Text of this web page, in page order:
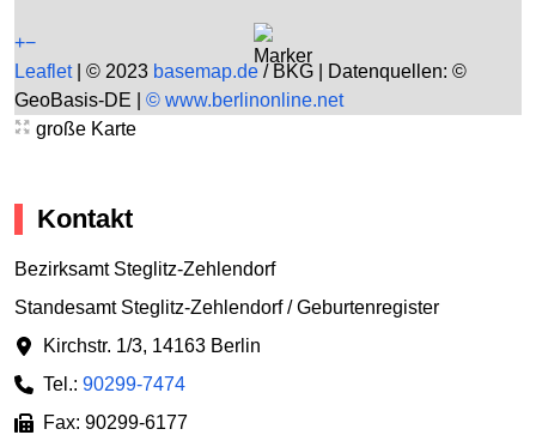
+−
Leaflet
© 2023 basemap.de / BKG | Datenquellen: ©
GeoBasis-DE | © www.berlinonline.net
große Karte
Kontakt
Bezirksamt Steglitz-Zehlendorf
Standesamt Steglitz-Zehlendorf / Geburtenregister
Kirchstr. 1/3, 14163 Berlin
Tel.: 90299-7474
Fax: 90299-6177